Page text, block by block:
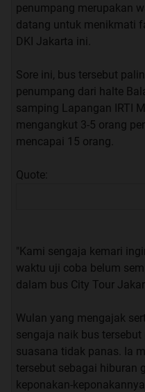
penumpang merupakan
datang untuk menikmati
DKI Jakarta ini.
Sore ini, bus tersebut
penumpang dari halte
samping Lapangan IRTI
mengangkut 3-5 orang
mencapai 15 orang.
Quote:
"Kami sengaja kemari
waktu uji coba belum
dalam bus City Tour
Wulan yang mengajak
sengaja naik bus
suasana tidak panas. Ia
tersebut sebagai hiburan
keponakan-